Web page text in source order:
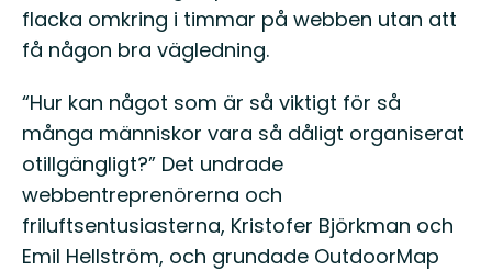
flacka omkring i timmar på webben utan att
få någon bra vägledning.
“Hur kan något som är så viktigt för så
många människor vara så dåligt organiserat
otillgängligt?” Det undrade
webbentreprenörerna och
friluftsentusiasterna, Kristofer Björkman och
Emil Hellström, och grundade OutdoorMap